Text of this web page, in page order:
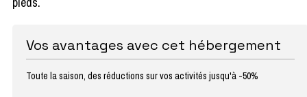
Vos avantages avec cet hébergement
Toute la saison, des réductions sur vos activités jusqu'à -50%